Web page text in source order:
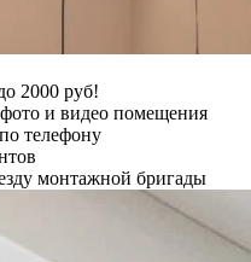
2000 руб!
и видео помещения
телефону
монтажной бригады